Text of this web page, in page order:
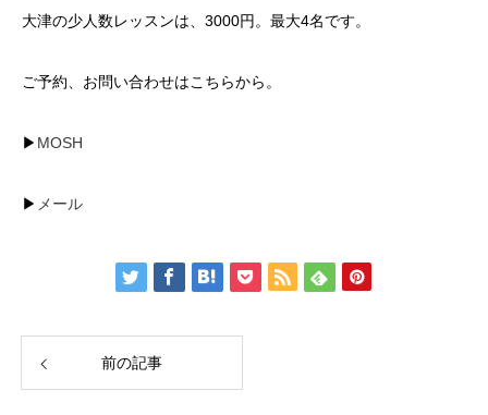
大津の少人数レッスンは、3000円。最大4名です。
ご予約、お問い合わせはこちらから。
▶︎ MOSH
▶︎ メール
前の記事